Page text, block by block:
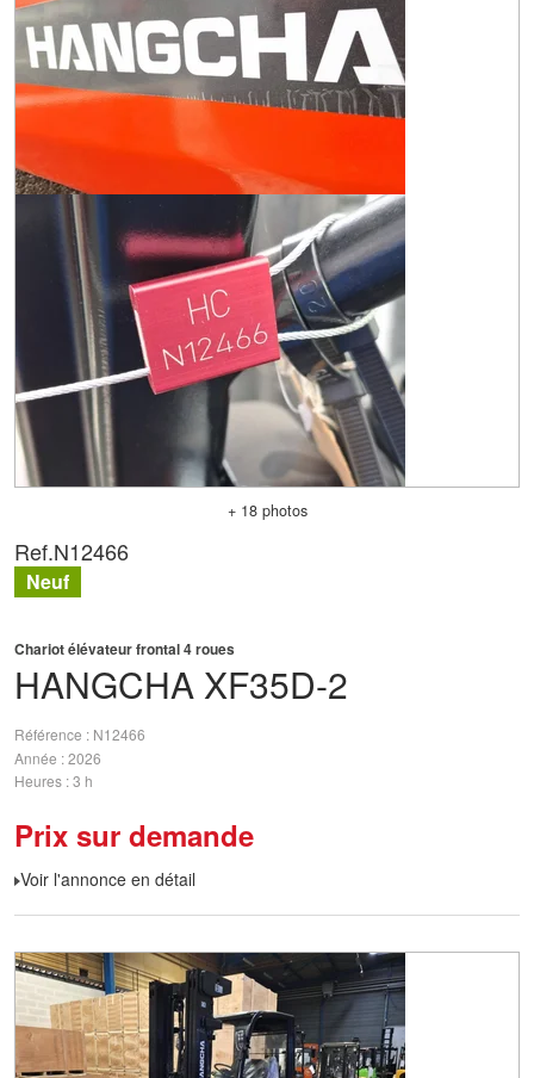
+ 18 photos
HANGCHA XF35D-2
Chariot élévateur frontal 4 roues
Référence
N12466
Année 2026
Heures 3 h
Prix sur demande
Voir l'annonce en détail
Ref.N12466
Neuf